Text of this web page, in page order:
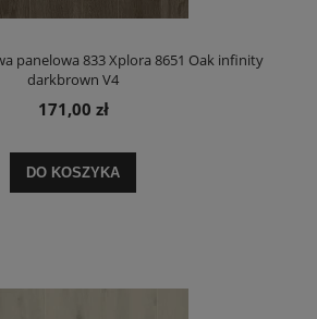
panelowa 833 Xplora 8651 Oak infinity
darkbrown V4
171,00 zł
DO KOSZYKA